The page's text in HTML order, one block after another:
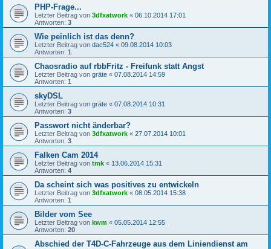
PHP-Frage...
Letzter Beitrag von 3dfxatwork « 06.10.2014 17:01
Antworten: 3
Wie peinlich ist das denn?
Letzter Beitrag von dac524 « 09.08.2014 10:03
Antworten: 1
Chaosradio auf rbbFritz - Freifunk statt Angst
Letzter Beitrag von gräte « 07.08.2014 14:59
Antworten: 1
skyDSL
Letzter Beitrag von gräte « 07.08.2014 10:31
Antworten: 3
Passwort nicht änderbar?
Letzter Beitrag von 3dfxatwork « 27.07.2014 10:01
Antworten: 3
Falken Cam 2014
Letzter Beitrag von tmk « 13.06.2014 15:31
Antworten: 4
Da scheint sich was positives zu entwickeln
Letzter Beitrag von 3dfxatwork « 08.05.2014 15:38
Antworten: 1
Bilder vom See
Letzter Beitrag von kwm « 05.05.2014 12:55
Antworten: 20
Abschied der T4D-C-Fahrzeuge aus dem Liniendienst am